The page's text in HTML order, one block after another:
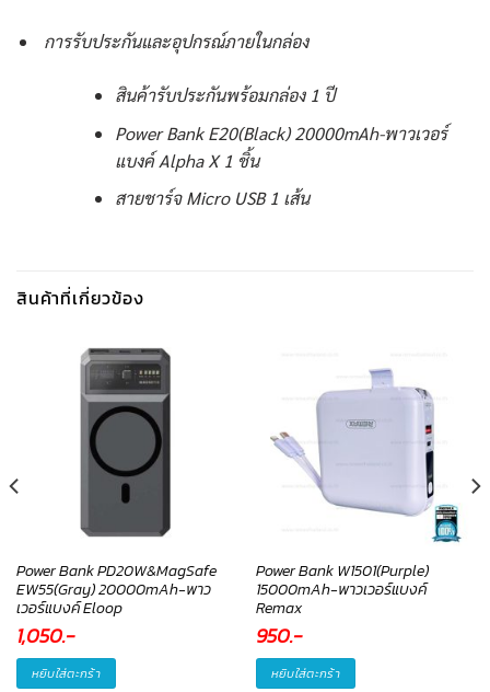
การรับประกันและอุปกรณ์ภายในกล่อง
สินค้ารับประกันพร้อมกล่อง 1 ปี
Power Bank E20(Black) 20000mAh-พาวเวอร์
แบงค์ Alpha X 1 ชิ้น
สายชาร์จ Micro USB 1 เส้น
สินค้าที่เกี่ยวข้อง
Power Bank PD20W&MagSafe
EW55(Gray) 20000mAh-พาว
เวอร์แบงค์ Eloop
1,050.-
หยิบใส่ตะกร้า
Power Bank W1501(Purple)
15000mAh-พาวเวอร์แบงค์
Remax
950.-
หยิบใส่ตะกร้า